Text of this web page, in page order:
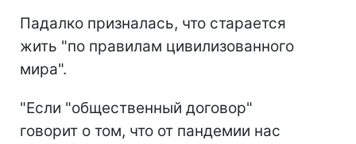
Падалко призналась, что старается
жить "по правилам цивилизованного
мира".
"Если "общественный договор"
говорит о том, что от пандемии нас